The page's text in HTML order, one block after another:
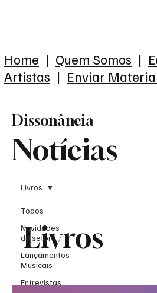
Home | Quem Somos |
Artistas | Enviar
Notícias
Dissonância
Todos
Novidades
do setor
Lançamentos
Musicais
Entrevistas
Livros
Livros